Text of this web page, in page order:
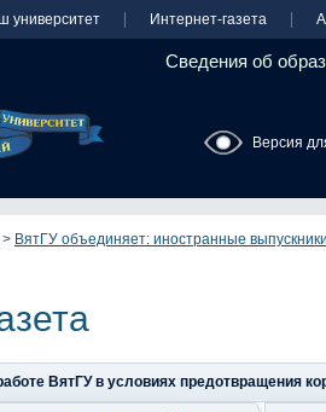
университет Интернет-газета
Сведения об
Версия
> ВятГУ объединяет: иностранные
ВятГУ в условиях предотвращения